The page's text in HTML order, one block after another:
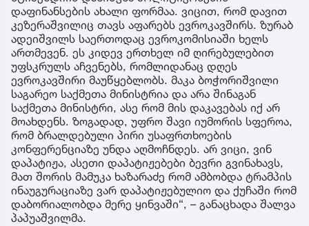
დაფინანსების ახალი ფორმაა. ვიცით, რომ დავით
კეზერაშვილიც თავს აფარებს ევროკავშირს. ზურაბ
ადეიშვილს საერთოდაც ევროკომისიაში ხელს
ართმევენ. ეს კიდევ ერთხელ იმ ღირებულებით
უფსკრულს აჩვენებს, რომლიდანაც დღეს
ევროკავშირი მაუწყებლობს. მაკა ბოჭორიშვილი
საგარეო საქმეთა მინისტრია და არა შინაგან
საქმეთა მინისტრი, ასე რომ მის დაკავებას იქ არ
მოახდენს. ზოგადად, უფრო შავი იუმორის სფეროა,
რომ ბრალდებული პირი უსაფრთხოების
კონფერენციაზე უნდა აღმოჩნდეს. არ ვიცი, ვინ
დაპატიჟა, ასეთი დაპატიჟებები ბევრი გვინახავს,
მათ შორის მამუკა ხაზარაძე რომ ამბობდა ტრამპის
ინაუგურაციაზე ვარ დაპატიჟებულიო და ქუჩაში რომ
დაბორიალობდა მერე ყინვაში“, – განაცხადა შალვა
პაპუაშვილმა.